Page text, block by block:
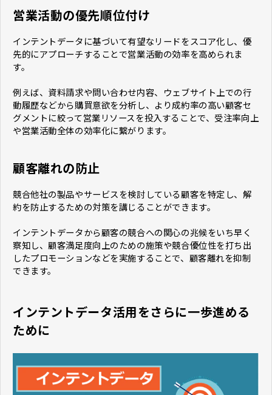
営業活動の優先順位付け
インテントデータに基づいて有望なリードをスコア化し、優
先的にアプローチすることで営業活動の効率を高められま
す。
例えば、資料請求や問い合わせ内容、ウェブサイト上での行
動履歴などから購買意欲を分析し、より成約率の高い顧客セ
グメントに絞って営業リソースを投入することで、受注率向上
や営業活動全体の効率化に繋がります。
顧客離れの防止
競合他社の製品やサービスを検討している顧客を特定し、解
約を防止するための対策を講じることができます。
インテントデータから顧客の競合への関心の兆候をいち早く
察知し、顧客満足度向上のための施策や競合優位性を打ち出
したプロモーションなどを実施することで、顧客離れを抑制
できます。
インテントデータ活用をさらに一歩進める
ために